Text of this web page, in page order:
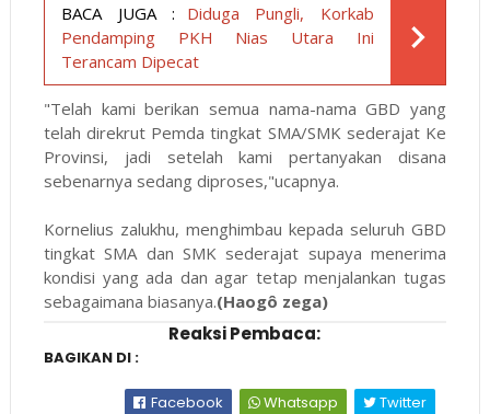
BACA JUGA :
Diduga Pungli, Korkab
Pendamping PKH Nias Utara Ini
Terancam Dipecat
"Telah kami berikan semua nama-nama GBD yang
telah direkrut Pemda tingkat SMA/SMK sederajat Ke
Provinsi, jadi setelah kami pertanyakan disana
sebenarnya sedang diproses,"ucapnya.
Kornelius zalukhu, menghimbau kepada seluruh GBD
tingkat SMA dan SMK sederajat supaya menerima
kondisi yang ada dan agar tetap menjalankan tugas
sebagaimana biasanya.(Haogô zega)
Reaksi Pembaca:
BAGIKAN DI :
Facebook Whatsapp
Twitter